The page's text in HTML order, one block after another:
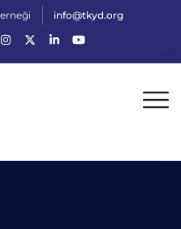
info@tkyd.org